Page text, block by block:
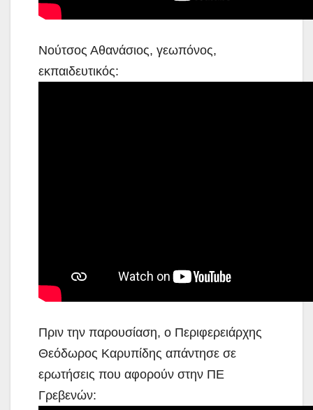
Νούτσος Αθανάσιος, γεωπόνος,
εκπαιδευτικός:
Πριν την παρουσίαση, ο Περιφερειάρχης
Θεόδωρος Καρυπίδης απάντησε σε
ερωτήσεις που αφορούν στην ΠΕ
Γρεβενών: